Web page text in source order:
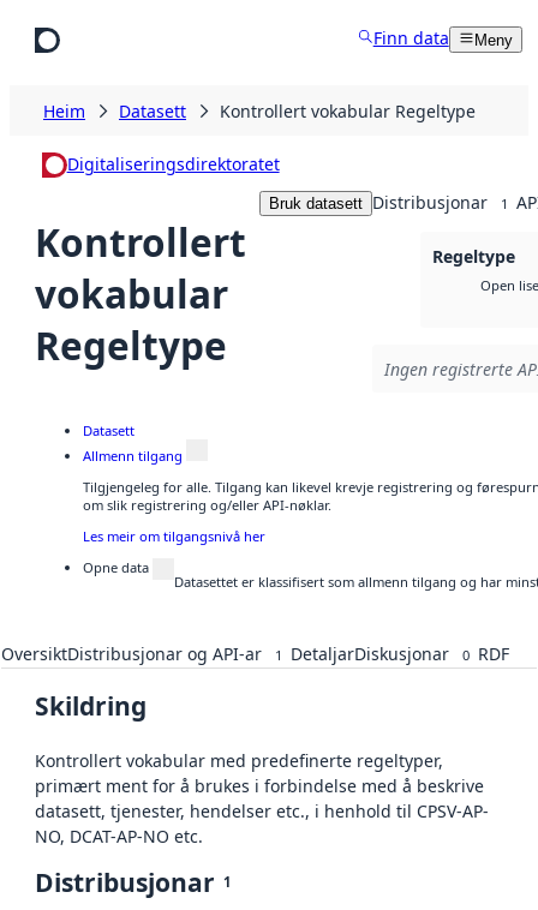
Finn data Meny
Heim Datasett Kontrollert vokabular Regeltype
Digitaliseringsdirektoratet
Kontrollert
vokabular
Regeltype
Bruk datasett Distribusjonar 1
Regeltype
Open
Ingen registrerte
Datasett
Allmenn tilgang
Tilgjengeleg for alle. Tilgang kan likevel krevje registrering og
om slik registrering og/eller API-nøklar.
Les meir om tilgangsnivå her
Opne data
Datasettet er klassifisert som allmenn tilgang og har
OversiktDistribusjonar og API-ar 1 DetaljarDiskusjonar 0 RDF
Skildring
Kontrollert vokabular med predefinerte regeltyper,
primært ment for å brukes i forbindelse med å beskrive
datasett, tjenester, hendelser etc., i henhold til CPSV-AP-
NO, DCAT-AP-NO etc.
Distribusjonar 1